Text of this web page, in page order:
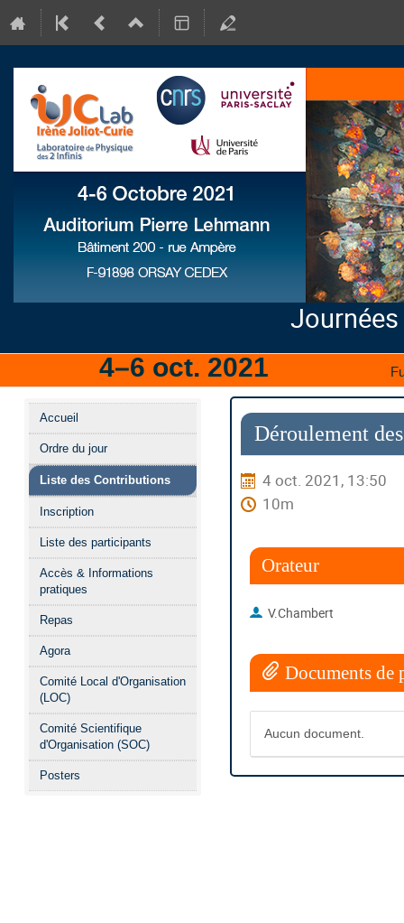
Journées
4–6 oct. 2021
Menu
de
l'événement
Accueil
Ordre du jour
Liste des Contributions
Inscription
Liste des participants
Accès & Informations
pratiques
Repas
Agora
Comité Local d'Organisation
(LOC)
Comité Scientifique
d'Organisation (SOC)
Posters
Déroulement
4 oct. 2021, 13:50
10m
Orateur
V.Chambert
Documents de
Aucun document.